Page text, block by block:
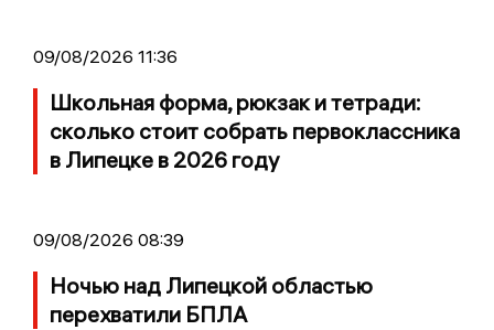
09/08/2026 11:36
Школьная форма, рюкзак и тетради:
сколько стоит собрать первоклассника
в Липецке в 2026 году
09/08/2026 08:39
Ночью над Липецкой областью
перехватили БПЛА